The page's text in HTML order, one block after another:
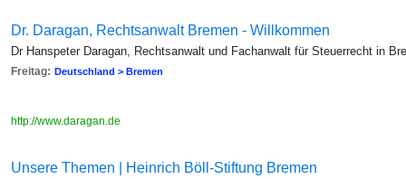
Dr. Daragan, Rechtsanwalt Bremen - Willkommen
Dr Hanspeter Daragan, Rechtsanwalt und Fachanwalt für Steuerrecht in
Freitag: Deutschland > Bremen
http://www.daragan.de
Unsere Themen | Heinrich Böll-Stiftung Bremen